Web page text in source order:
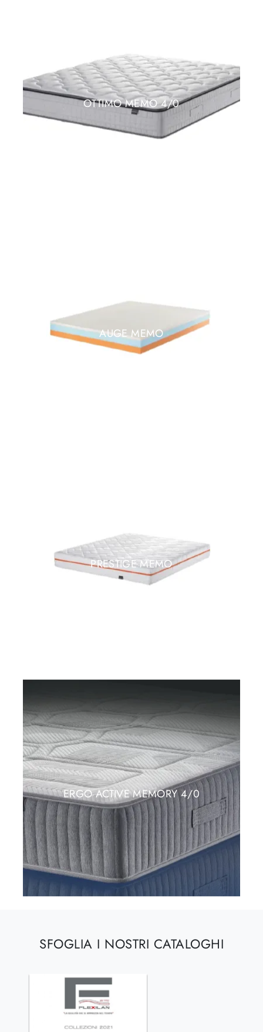
OTTIMO MEMO 4/0
AUGE MEMO
PRESTIGE MEMO
ERGO ACTIVE MEMORY 4/0
SFOGLIA I NOSTRI CATALOGHI